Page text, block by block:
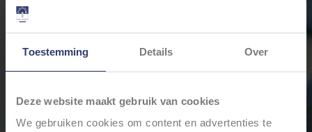
Toestemming Details Over
Deze website maakt gebruik van cookies
We gebruiken cookies om content en advertenties te